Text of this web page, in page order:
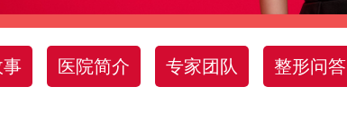
事 医院简介 专家团队 整形问答